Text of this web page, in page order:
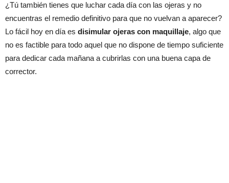
¿Tú también tienes que luchar cada día con las ojeras y no
encuentras el remedio definitivo para que no vuelvan a aparecer?
Lo fácil hoy en día es disimular ojeras con maquillaje, algo que
no es factible para todo aquel que no dispone de tiempo suficiente
para dedicar cada mañana a cubrirlas con una buena capa de
corrector.